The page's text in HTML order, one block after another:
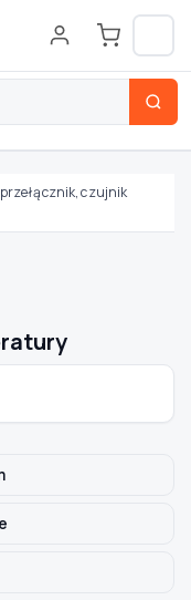
przełącznik, czujnik